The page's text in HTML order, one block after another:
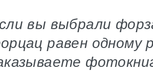
вы выбрали
равен одному